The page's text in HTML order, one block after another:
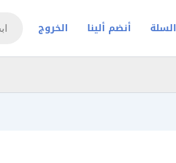
السلة أنضم ألينا الخروج search